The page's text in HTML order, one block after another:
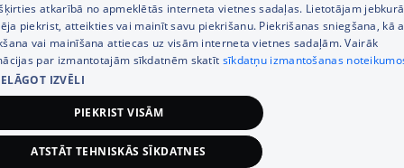
ENGLISH
atkarībā no apmeklētās interneta vietnes sadaļas. Lietotājam
piekrist, atteikties vai mainīt savu piekrišanu. Piekrišanas sniegšana, kā
vai mainīšana attiecas uz visām interneta vietnes sadaļām. Vairāk
par izmantotajām sīkdatnēm skatīt sīkdatņu izmantošanas
IZVĒLI
PIEKRIST VISĀM
ATSTĀT TEHNISKĀS SĪKDATNES